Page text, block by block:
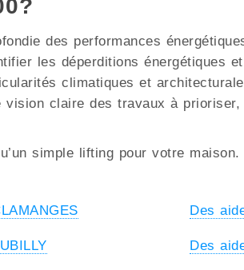
des performances
les déperditions énergétiques
climatiques et
vision claire des travaux à
simple lifting pour votre
Des
Des